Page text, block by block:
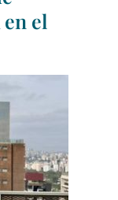
el